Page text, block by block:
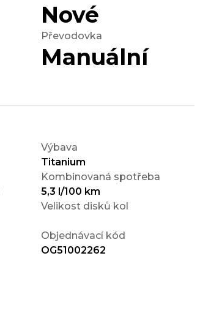
Nové
Převodovka
Manuální
Výbava
Titanium
Kombinovaná spotřeba
5,3 l/100 km
Velikost disků kol
Objednávací kód
OG51002262